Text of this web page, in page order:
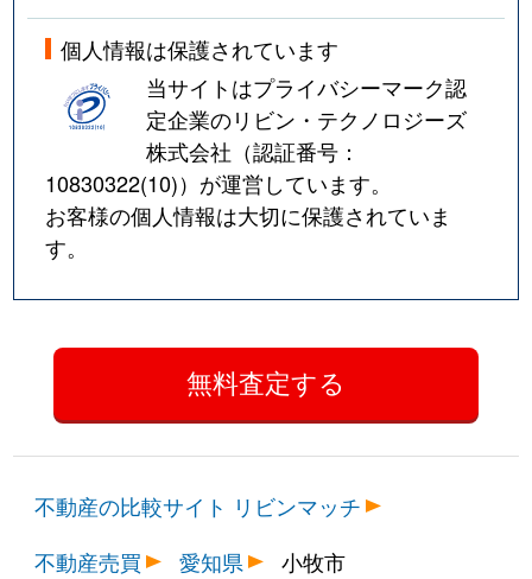
個人情報は保護されています
当サイトはプライバシーマーク認
定企業のリビン・テクノロジーズ
株式会社（認証番号：
10830322(10)）が運営しています。
お客様の個人情報は大切に保護されていま
す。
不動産の比較サイト リビンマッチ
不動産売買
愛知県 小牧市